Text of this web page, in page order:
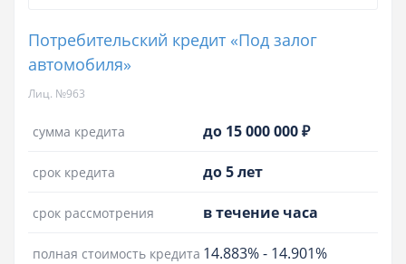
Потребительский кредит «Под залог
автомобиля»
Лиц. №963
сумма кредита до 15 000 000 ₽
срок кредита до 5 лет
срок рассмотрения в течение часа
полная стоимость кредита 14.883%- 14.901%